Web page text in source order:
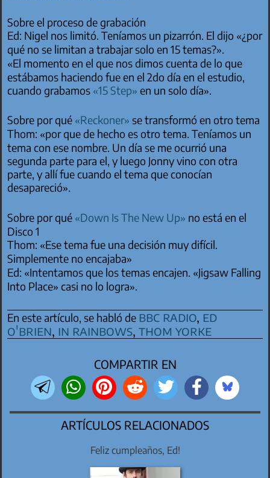
Sobre el proceso de grabación
Ed: Nigel nos limitó. Teníamos un pizarrón. El dijo «¿por
qué no se limitan a trabajar solo en 15 temas?».
«El momento en el que nos dimos cuenta de lo que
estábamos haciendo fue en el 2do día en el estudio,
cuando grabamos «15 Step» en un solo día».
Sobre por qué «Reckoner» se transformó en otro tema
Thom: «por que de hecho es otro tema. Teníamos un
tema con ese nombre. Un día se me ocurrió una
segunda parte para el, y luego Jonny vino con otra
parte, y allí fue cuando el tema que conocían
desapareció».
Sobre por qué «Down Is The New Up» no está en el
Disco 1
Thom: «Ese tema fue una decisión muy difícil.
Simplemente no encajaba»
Ed: «Intentamos que los temas encajen. «Jigsaw Falling
Into Place» casi no lo logra».
En este artículo, se habló de bbc radio, ed
o'brien, in rainbows,thom yorke
COMPARTIR EN
ARTÍCULOS RELACIONADOS
Feliz cumpleaños, Ed!